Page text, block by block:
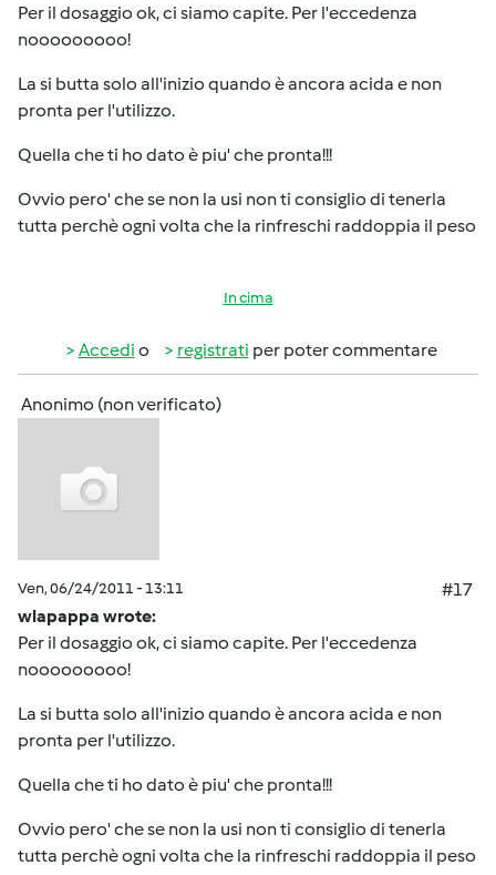
Per il dosaggio ok, ci siamo capite. Per l'eccedenza
nooooooooo!
La si butta solo all'inizio quando è ancora acida e non
pronta per l'utilizzo.
Quella che ti ho dato è piu' che pronta!!!
Ovvio pero' che se non la usi non ti consiglio di tenerla
tutta perchè ogni volta che la rinfreschi raddoppia il peso
In cima
Accedi o registrati per poter commentare
Anonimo (non verificato)
Ven, 06/24/2011 - 13:11
#17
wlapappa wrote:
Per il dosaggio ok, ci siamo capite. Per l'eccedenza
nooooooooo!
La si butta solo all'inizio quando è ancora acida e non
pronta per l'utilizzo.
Quella che ti ho dato è piu' che pronta!!!
Ovvio pero' che se non la usi non ti consiglio di tenerla
tutta perchè ogni volta che la rinfreschi raddoppia il peso